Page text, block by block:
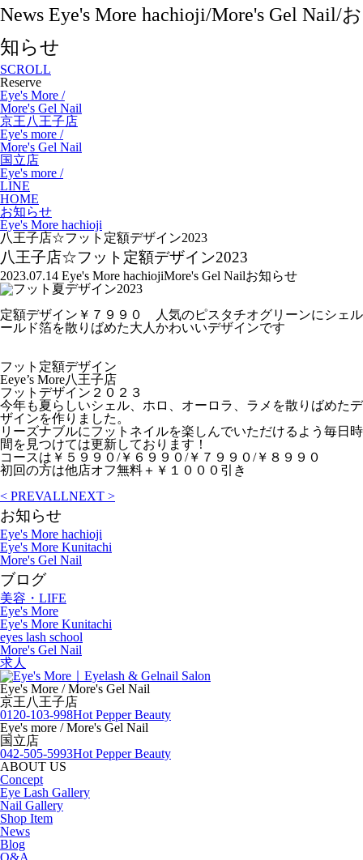
News Eye's More hachioji/More's Gel Nail/お
知らせ
SCROLL
Reserve
Eye's More /
More's Gel Nail
京王八王子店
Eye's more /
More's Gel Nail
国立店
Eye's more /
LINE
HOME
お知らせ
Eye's More hachioji
八王子店☆フット定額デザイン2023
八王子店☆フット定額デザイン2023
2023.07.14 Eye's More hachiojiMore's Gel Nailお知らせ
定額デザイン￥７９９０ 人気のピスタチオグリーンにシェ
ールド箔を散りばめた大人かわいいデザインです
フット定額デザイン
Eeye’s More八王子店
フットデザイン２０２３
今年も夏らしいシェル、ホロ、オーロラ、ラメを散りばめたデ
ザインを作りました。
リーズナブルにフットネイルを楽しんでいただけるよう毎日時
間を見つけては更新しております！
コースは￥５９９０/￥６９９０/￥７９９０/￥８９９０
初回の方は他店オフ無料＋￥１０００引き
< PREVALLNEXT >
お知らせ
Eye's More hachioji
Eye's More Kunitachi
More's Gel Nail
ブログ
美容・LIFE
Eye's More
Eye's More Kunitachi
eyes lash school
More's Gel Nail
求人
Eye's More / More's Gel Nail
京王八王子店
0120-103-998Hot Pepper Beauty
Eye's more / More's Gel Nail
国立店
042-505-5993Hot Pepper Beauty
ABOUT US
Concept
Eye Lash Gallery
Nail Gallery
Shop Item
News
Blog
Q&A